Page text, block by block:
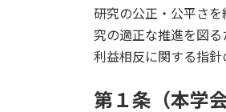
研究の公正・公平さ
究の適正な推進を図
利益相反に関する指針
第１条（本学